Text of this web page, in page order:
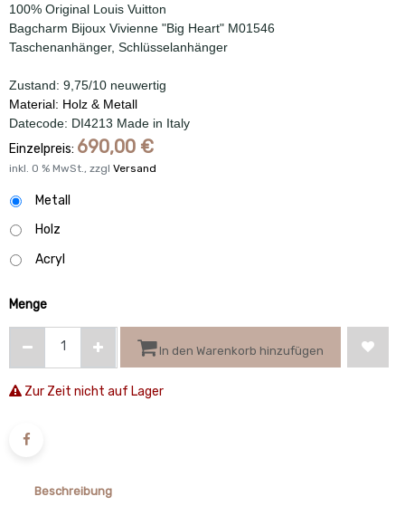
100% Original Louis Vuitton
Bagcharm Bijoux Vivienne "Big Heart" M01546
Taschenanhänger, Schlüsselanhänger
Zustand: 9,75/10 neuwertig
Material: Holz & Metall
Datecode: DI4213 Made in Italy
Einzelpreis: 690,00 €
inkl. 0 % MwSt., zzgl Versand
Metall
Holz
Acryl
Menge
In den Warenkorb hinzufügen
Zur Zeit nicht auf Lager
Beschreibung